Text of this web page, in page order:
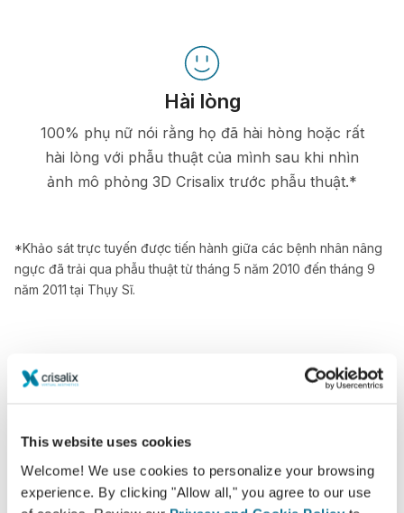
This website uses cookies
Welcome! We use cookies to personalize your browsing
experience. By clicking "Allow all," you agree to our use
Hài lòng
100% phụ nữ nói rằng họ đã hài hòng hoặc rất
hài lòng với phẫu thuật của mình sau khi nhìn
ảnh mô phỏng 3D Crisalix trước phẫu thuật.*
*Khảo sát trực tuyến được tiến hành giữa các bệnh nhân nâng
ngực đã trải qua phẫu thuật từ tháng 5 năm 2010 đến tháng 9
năm 2011 tại Thụy Sĩ.